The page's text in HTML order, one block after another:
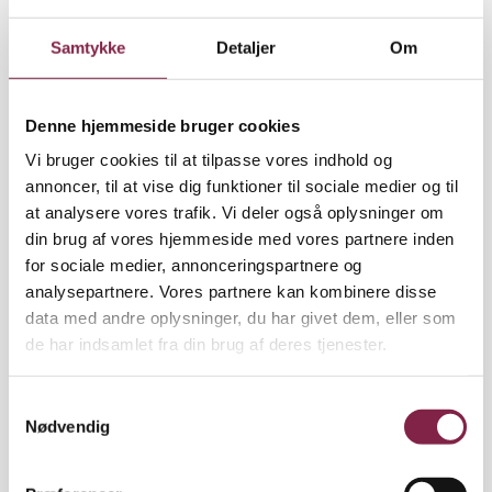
Samtykke Detaljer Om
Denne hjemmeside bruger cookies
Vi bruger cookies til at tilpasse vores indhold og
annoncer, til at vise dig funktioner til sociale medier og til
at analysere vores trafik. Vi deler også oplysninger om
din brug af vores hjemmeside med vores partnere inden
for sociale medier, annonceringspartnere og
analysepartnere. Vores partnere kan kombinere disse
data med andre oplysninger, du har givet dem, eller som
de har indsamlet fra din brug af deres tjenester.
Nødvendig
pakker tasken, bærer den, husker børnene på deres
aftaler, tager ud for dem, sørger for, at de kommer
op om morgenen og så videre. De undskylder
omstændighederne. Men forældrene gør dem en
kæmpe bjørnetjeneste, fordi de derved lærer
børnene, at de ikke selv behøver tage ansvar for
deres handlinger. At verden er til for at underholde
dem, men de misser chancen for den selvindsigt og
selverkendelse, som får dem til at modnes.
Desuden lærer de over for andre voksne som i
skolen, at 'ingen skal bestemme over mig'. Børn
bliver nødt til at lære at rumme frustrationer, og at
med at hjælpe de desperate familier tilbage på